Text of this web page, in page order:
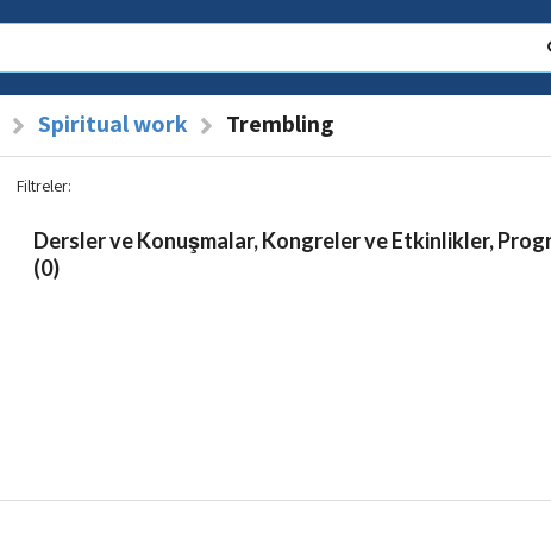
Spiritual work Trembling
Filtreler:
Dersler ve Konuşmalar, Kongreler ve Etkinlikler,
(0)